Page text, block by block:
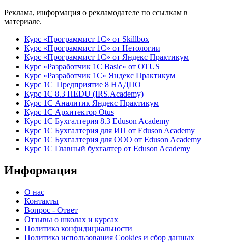
Реклама, информация о рекламодателе по ссылкам в
материале.
Курс «Программист 1С» от Skillbox
Курс «Программист 1С» от Нетологии
Курс «Программист 1С» от Яндекс Практикум
Курс «Разработчик 1С Basic» от OTUS
Курс «Разработчик 1С» Яндекс Практикум
Курс 1С Предприятие 8 НАДПО
Курс 1С 8.3 HEDU (IRS.Academy)
Курс 1С Аналитик Яндекс Практикум
Курс 1С Архитектор Otus
Курс 1С Бухгалтерия 8.3 Eduson Academy
Курс 1С Бухгалтерия для ИП от Eduson Academy
Курс 1С Бухгалтерия для ООО от Eduson Academy
Курс 1С Главный бухгалтер от Eduson Academy
Информация
О нас
Контакты
Вопрос - Ответ
Отзывы о школах и курсах
Политика конфидициальности
Политика использования Cookies и сбор данных